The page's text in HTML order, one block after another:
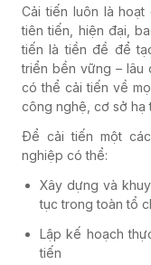
Cải tiến luôn là
tiên tiến, hiện đại,
tiến là tiền đề để
triển bền vững – lâu
có thể cải tiến về
công nghệ, cơ sở hạ
Để cải tiến một
nghiệp có thể:
Xây dựng và
tục trong toàn tổ
Lập kế hoạch
tiến